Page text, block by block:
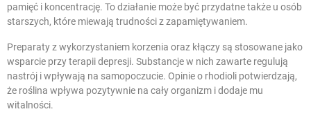
pamięć i koncentrację. To działanie może być przydatne także u osób
starszych, które miewają trudności z zapamiętywaniem.
Preparaty z wykorzystaniem korzenia oraz kłączy są stosowane jako
wsparcie przy terapii depresji. Substancje w nich zawarte regulują
nastrój i wpływają na samopoczucie. Opinie o rhodioli potwierdzają,
że roślina wpływa pozytywnie na cały organizm i dodaje mu
witalności.